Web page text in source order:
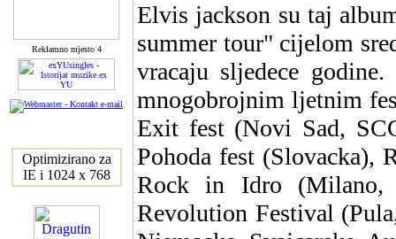
Reklamno mjesto 4
Optimizirano za
IE i 1024 x 768
Elvis jackson su taj
summer tour" cijelom
vracaju sljedece
mnogobrojnim ljetnim
Exit fest (Novi Sad,
Pohoda fest (Slovacka),
Rock in Idro
Revolution Festival